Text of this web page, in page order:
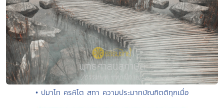
• ปมาโท ครหิโต สทา ความประมาทบัณฑิตติทุกเมื่อ